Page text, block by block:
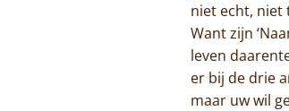
niet echt, niet
Want zijn
leven
er bij de drie
maar uw wil